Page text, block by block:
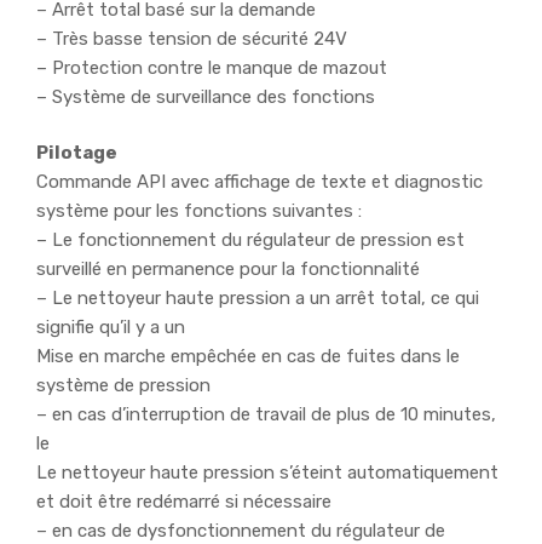
– Arrêt total basé sur la demande
– Très basse tension de sécurité 24V
– Protection contre le manque de mazout
– Système de surveillance des fonctions
Pilotage
Commande API avec affichage de texte et diagnostic
système pour les fonctions suivantes :
– Le fonctionnement du régulateur de pression est
surveillé en permanence pour la fonctionnalité
– Le nettoyeur haute pression a un arrêt total, ce qui
signifie qu’il y a un
Mise en marche empêchée en cas de fuites dans le
système de pression
– en cas d’interruption de travail de plus de 10 minutes,
le
Le nettoyeur haute pression s’éteint automatiquement
et doit être redémarré si nécessaire
– en cas de dysfonctionnement du régulateur de